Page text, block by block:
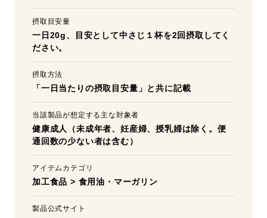
摂取目安量
一日20g、目安として中さじ１杯を2回摂取してく
ださい。
摂取方法
「一日当たりの摂取目安量」と共に記載
当該製品が想定する主な対象者
健康成人（未成年者、妊産婦、授乳婦は除く。便
通回数の少ない者は含む）
アイテムカテゴリ
加工食品 > 食用油・マーガリン
製品公式サイト